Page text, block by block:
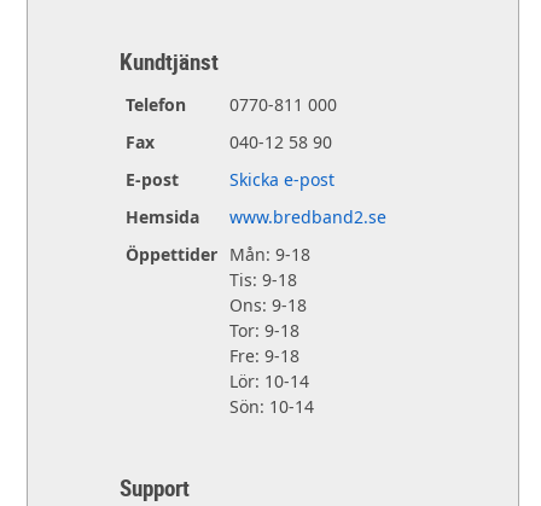
Kundtjänst
Telefon
0770-811 000
Fax
040-12 58 90
E-post
Skicka e-post
Hemsida
www.bredband2.se
Öppettider Mån: 9-18
Tis: 9-18
Ons: 9-18
Tor: 9-18
Fre: 9-18
Lör: 10-14
Sön: 10-14
Support